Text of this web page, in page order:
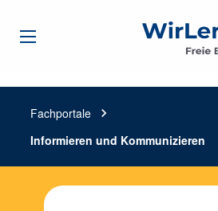
Fachportale
chevron_right
Informieren und Kommunizieren